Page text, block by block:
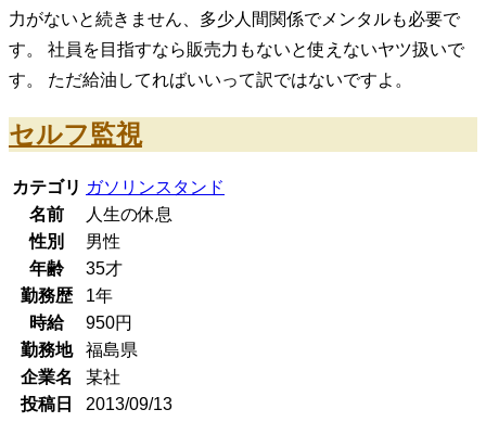
力がないと続きません、多少人間関係でメンタルも必要で
す。 社員を目指すなら販売力もないと使えないヤツ扱いで
す。 ただ給油してればいいって訳ではないですよ。
セルフ監視
カテゴリ ガソリンスタンド
名前
人生の休息
性別
男性
年齢
35才
勤務歴
1年
時給
950円
勤務地
福島県
企業名
某社
投稿日
2013/09/13